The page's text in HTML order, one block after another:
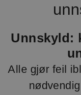
Unnskyld:
Alle gjør feil